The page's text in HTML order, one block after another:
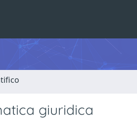
giuridica